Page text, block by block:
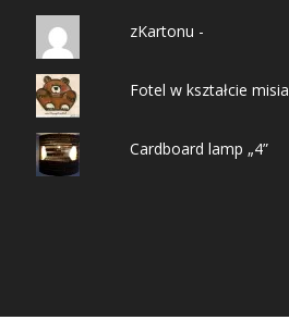
zKartonu -
Fotel w kształcie misia
Cardboard lamp „4”